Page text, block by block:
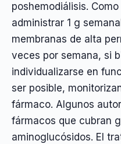
poshemodiálisis.
administrar 1 g
membranas de alta
veces por semana, si
individualizarse en
ser posible,
fármaco. Algunos
fármacos que cubran
aminoglucósidos. El